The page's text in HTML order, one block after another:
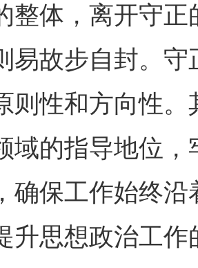
整体，离开守
易故步自封。
则性和方向性
域的指导地位
确保工作始终
升思想政治工